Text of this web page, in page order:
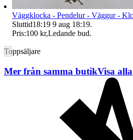
Toppsäljare
Väggklocka - Pendelur - Väggur -
Sluttid18:19 9 aug 18:19.
Pris:100 kr,Ledande bud.
Mer från samma butikVisa alla